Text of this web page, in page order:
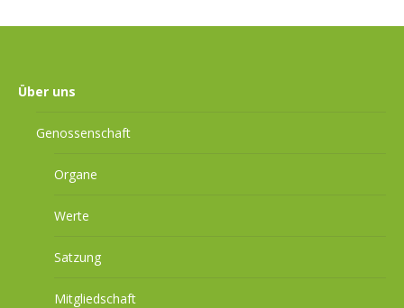
Über uns
Genossenschaft
Organe
Werte
Satzung
Mitgliedschaft